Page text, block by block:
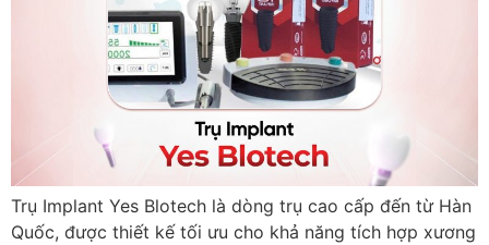
Trụ Implant Yes Blotech là dòng trụ cao cấp đến từ Hàn
Quốc, được thiết kế tối ưu cho khả năng tích hợp xương